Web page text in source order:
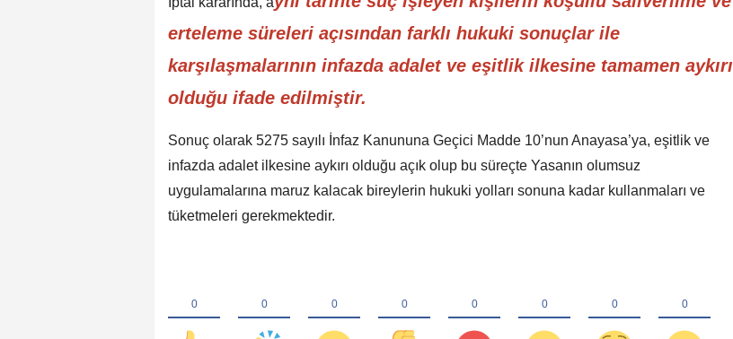
erteleme süreleri açısından farklı hukuki sonuçlar ile
karşılaşmalarının infazda adalet ve eşitlik ilkesine tamamen aykırı
olduğu ifade edilmiştir.
Sonuç olarak 5275 sayılı İnfaz Kanununa Geçici Madde 10’nun Anayasa’ya, eşitlik ve
infazda adalet ilkesine aykırı olduğu açık olup bu süreçte Yasanın olumsuz
uygulamalarına maruz kalacak bireylerin hukuki yolları sonuna kadar kullanmaları ve
tüketmeleri gerekmektedir.